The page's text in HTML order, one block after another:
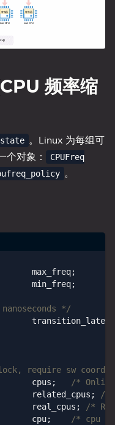
频率缩
。Linux 为每组可
个对象：
CPUFreq
。
max_freq;
min_freq;
*/
require sw
cpus ;
/*
related_cpus ;
/*
real_cpus ;
/*
cpu;
/* cpu